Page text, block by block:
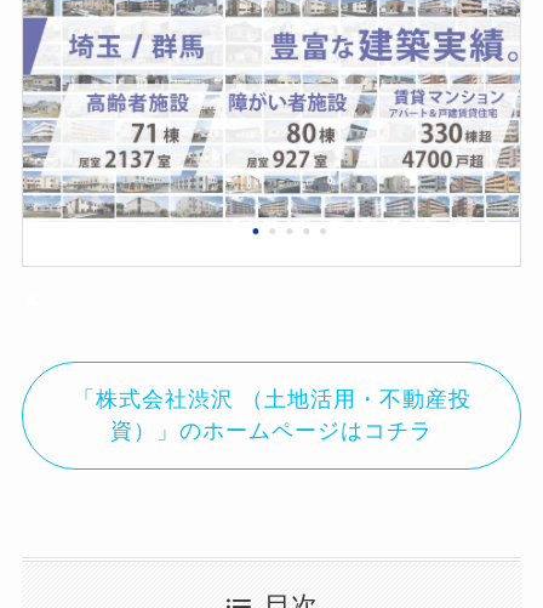
「株式会社渋沢 （土地活用・不動産投
資）」のホームページはコチラ